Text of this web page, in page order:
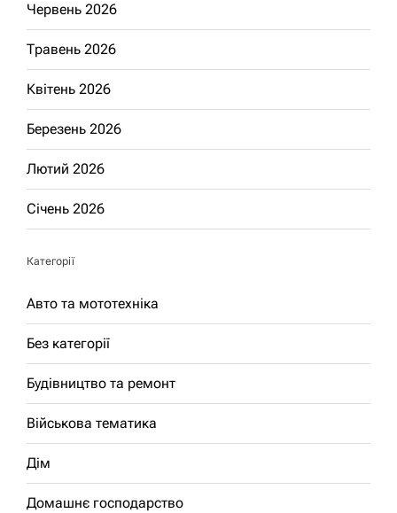
Червень 2026
Травень 2026
Квітень 2026
Березень 2026
Лютий 2026
Січень 2026
Категорії
Авто та мототехніка
Без категорії
Будівництво та ремонт
Військова тематика
Дім
Домашнє господарство